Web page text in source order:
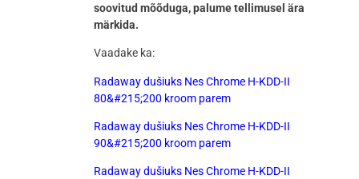
soovitud mõõduga, palume tellimusel ära
märkida.
Vaadake ka:
Radaway dušiuks Nes Chrome H-KDD-II
80&#215;200 kroom parem
Radaway dušiuks Nes Chrome H-KDD-II
90&#215;200 kroom parem
Radaway dušiuks Nes Chrome H-KDD-II